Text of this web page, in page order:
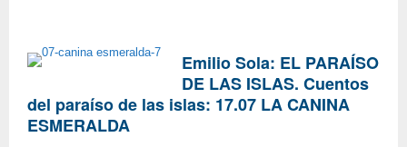
Emilio Sola: EL PARAÍSO
DE LAS ISLAS. Cuentos
del paraíso de las islas: 17.07 LA CANINA
ESMERALDA